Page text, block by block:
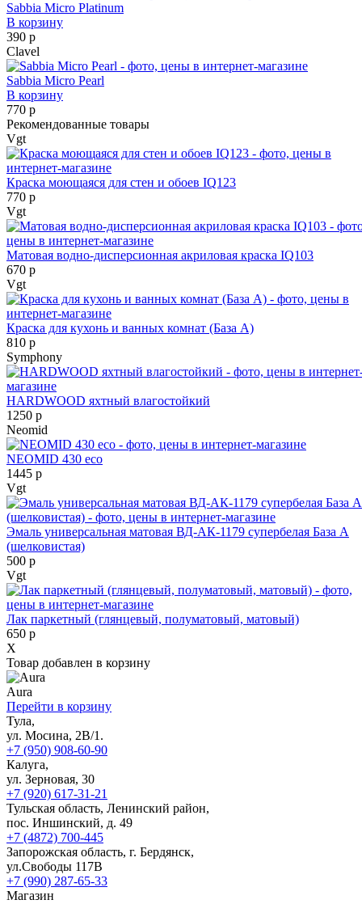
Sabbia Micro Platinum
В корзину
390 р
Clavel
Sabbia Micro Pearl
В корзину
770 р
Рекомендованные товары
Vgt
Краска моющаяся для стен и обоев IQ123
770 р
Vgt
Матовая водно-дисперсионная акриловая краска IQ103
670 р
Vgt
Краска для кухонь и ванных комнат (База А)
810 р
Symphony
HARDWOOD яхтный влагостойкий
1250 р
Neomid
NEOMID 430 eco
1445 р
Vgt
Эмаль универсальная матовая ВД-АК-1179 супербелая База А
(шелковистая)
500 р
Vgt
Лак паркетный (глянцевый, полуматовый, матовый)
650 р
X
Товар добавлен в корзину
Aura
Перейти в корзину
Тула,
ул. Мосина, 2В/1.
+7 (950) 908-60-90
Калуга,
ул. Зерновая, 30
+7 (920) 617-31-21
Тульская область, Ленинский район,
пос. Иншинский, д. 49
+7 (4872) 700-445
Запорожская область, г. Бердянск,
ул.Свободы 117В
+7 (990) 287-65-33
Магазин